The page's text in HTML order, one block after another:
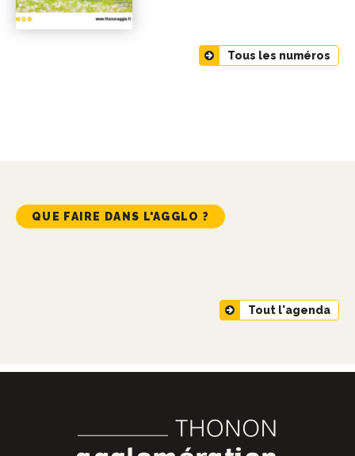
Tous les numéros
QUE FAIRE DANS L'AGGLO ?
Tout l'agenda